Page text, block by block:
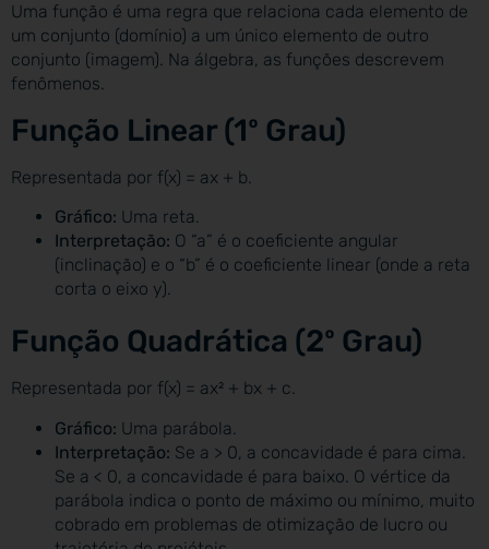
Uma função é uma regra que relaciona cada elemento de
um conjunto (domínio) a um único elemento de outro
conjunto (imagem). Na álgebra, as funções descrevem
fenômenos.
Função Linear (1º Grau)
Representada por f(x) = ax + b.
Gráfico: Uma reta.
Interpretação: O “a” é o coeficiente angular
(inclinação) e o “b” é o coeficiente linear (onde a reta
corta o eixo y).
Função Quadrática (2º Grau)
Representada por f(x) = ax² + bx + c.
Gráfico: Uma parábola.
Interpretação: Se a > 0, a concavidade é para cima.
Se a < 0, a concavidade é para baixo. O vértice da
parábola indica o ponto de máximo ou mínimo, muito
cobrado em problemas de otimização de lucro ou